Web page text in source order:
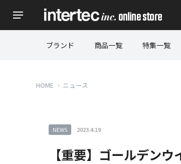
ブランド 商品一覧 特集一覧
HOME ニュース
NEWS 2023.4.19
【重要】ゴールデン